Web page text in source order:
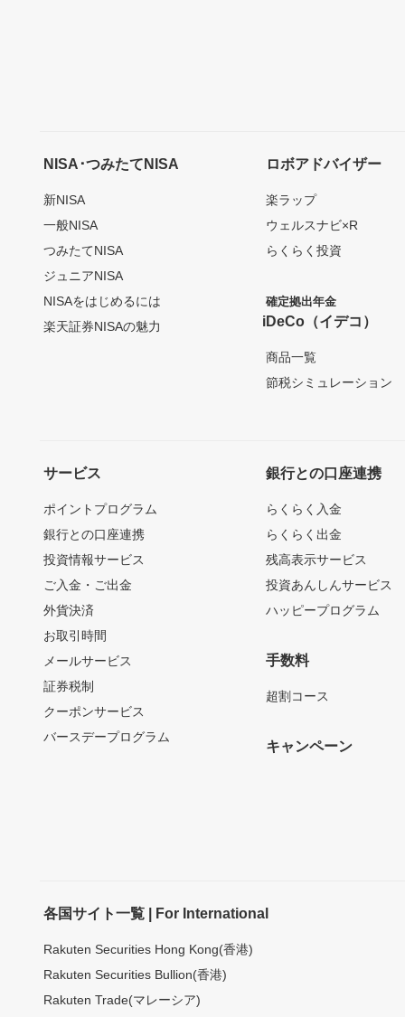
NISA･つみたてNISA
新NISA
一般NISA
つみたてNISA
ジュニアNISA
NISAをはじめるには
楽天証券NISAの魅力
ロボアドバイザー
楽ラップ
ウェルスナビ×R
らくらく投資
確定拠出年金
iDeCo（イデコ）
商品一覧
節税シミュレーション
サービス
ポイントプログラム
銀行との口座連携
投資情報サービス
ご入金・ご出金
外貨決済
お取引時間
メールサービス
証券税制
クーポンサービス
バースデープログラム
銀行との口座連携
らくらく入金
らくらく出金
残高表示サービス
投資あんしんサービス
ハッピープログラム
手数料
超割コース
キャンペーン
各国サイト一覧 | For International
Rakuten Securities Hong Kong(香港)
Rakuten Securities Bullion(香港)
Rakuten Trade(マレーシア)